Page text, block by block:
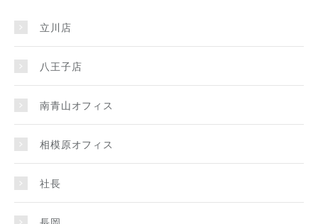
立川店
八王子店
南青山オフィス
相模原オフィス
社長